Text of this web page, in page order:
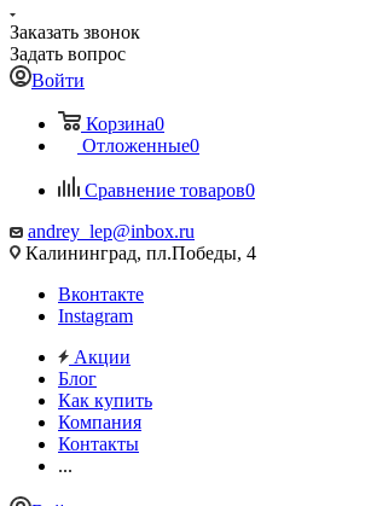
Заказать звонок
Задать вопрос
Войти
Корзина0
Отложенные0
Сравнение товаров0
andrey_lep@inbox.ru
Калининград, пл.Победы, 4
Вконтакте
Instagram
Акции
Блог
Как купить
Компания
Контакты
...